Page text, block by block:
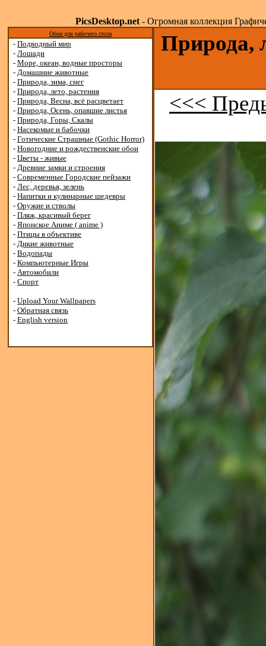
PicsDesktop.net- Огромная коллекция
Обои для рабочего стола
- Подводный мир
- Лошади
- Море, океан, водные просторы
- Домашние животные
- Природа, зима, снег
- Природа, лето, растения
- Природа, Весна, всё расцветает
- Природа, Осень, опавшие листья
- Природа, Горы, Скалы
- Насекомые и бабочки
- Готические Страшные (Gothic Horror)
- Новогодние и рождественские обои
- Цветы - живые
- Древние замки и строения
- Современные Городские пейзажи
- Лес, деревья, зелень
- Напитки и кулинарные шедевры
- Оружие и стволы
- Пляж, красивый берег
- Японское Аниме ( anime )
- Птицы в объективе
- Дикие животные
- Водопады
- Компьютерные Игры
- Автомобили
- Спорт
- Upload Your Wallpapers
- Обратная связь
- English version
Природа,
<<<